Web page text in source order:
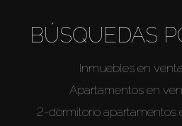
BÚSQUEDAS
Inmuebles en
Apartamentos en
2-dormitorio apartamentos